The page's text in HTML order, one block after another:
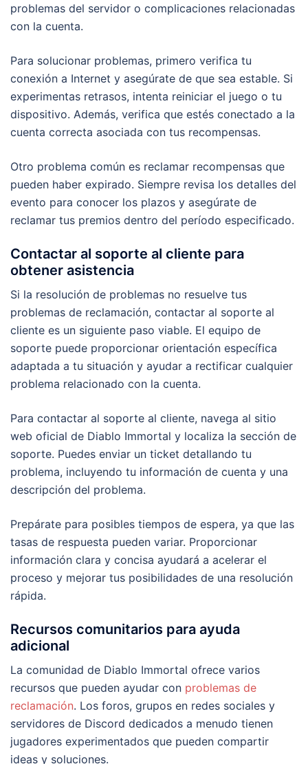
problemas del servidor o complicaciones relacionadas
con la cuenta.
Para solucionar problemas, primero verifica tu
conexión a Internet y asegúrate de que sea estable. Si
experimentas retrasos, intenta reiniciar el juego o tu
dispositivo. Además, verifica que estés conectado a la
cuenta correcta asociada con tus recompensas.
Otro problema común es reclamar recompensas que
pueden haber expirado. Siempre revisa los detalles del
evento para conocer los plazos y asegúrate de
reclamar tus premios dentro del período especificado.
Contactar al soporte al cliente para
obtener asistencia
Si la resolución de problemas no resuelve tus
problemas de reclamación, contactar al soporte al
cliente es un siguiente paso viable. El equipo de
soporte puede proporcionar orientación específica
adaptada a tu situación y ayudar a rectificar cualquier
problema relacionado con la cuenta.
Para contactar al soporte al cliente, navega al sitio
web oficial de Diablo Immortal y localiza la sección de
soporte. Puedes enviar un ticket detallando tu
problema, incluyendo tu información de cuenta y una
descripción del problema.
Prepárate para posibles tiempos de espera, ya que las
tasas de respuesta pueden variar. Proporcionar
información clara y concisa ayudará a acelerar el
proceso y mejorar tus posibilidades de una resolución
rápida.
Recursos comunitarios para ayuda
adicional
La comunidad de Diablo Immortal ofrece varios
recursos que pueden ayudar con problemas de
reclamación. Los foros, grupos en redes sociales y
servidores de Discord dedicados a menudo tienen
jugadores experimentados que pueden compartir
ideas y soluciones.